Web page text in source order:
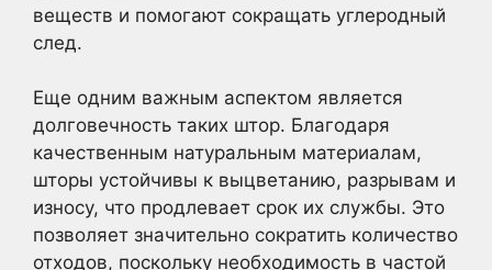
веществ и помогают сокращать углеродный
след.
Еще одним важным аспектом является
долговечность таких штор. Благодаря
качественным натуральным материалам,
шторы устойчивы к выцветанию, разрывам и
износу, что продлевает срок их службы. Это
позволяет значительно сократить количество
отходов, поскольку необходимость в частой